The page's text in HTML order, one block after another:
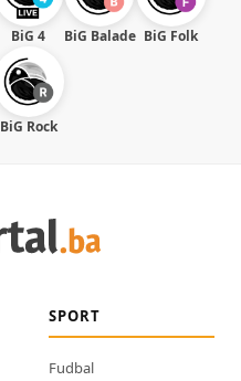
BiG 4 BiG Balade BiG Folk
BiG Rock
SPORT
Fudbal